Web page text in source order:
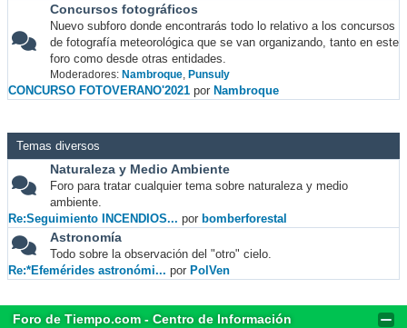
Concursos fotográficos
Nuevo subforo donde encontrarás todo lo relativo a los concursos
de fotografía meteorológica que se van organizando, tanto en este
foro como desde otras entidades.
Moderadores: Nambroque, Punsuly
CONCURSO FOTOVERANO'2021 por Nambroque
Temas diversos
Naturaleza y Medio Ambiente
Foro para tratar cualquier tema sobre naturaleza y medio
ambiente.
Re:Seguimiento INCENDIOS... por bomberforestal
Astronomía
Todo sobre la observación del "otro" cielo.
Re:*Efemérides astronómi... por PolVen
Foro de Tiempo.com - Centro de Información